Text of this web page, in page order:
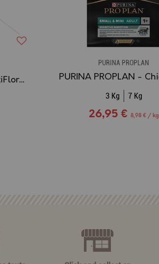
PURINA PROPLAN - FortiFlora PLUS Probiotic + Prébiotic Canine
PURINA PROPLAN
3 Kg 7 Kg
26,95 € 8,98 € / kg